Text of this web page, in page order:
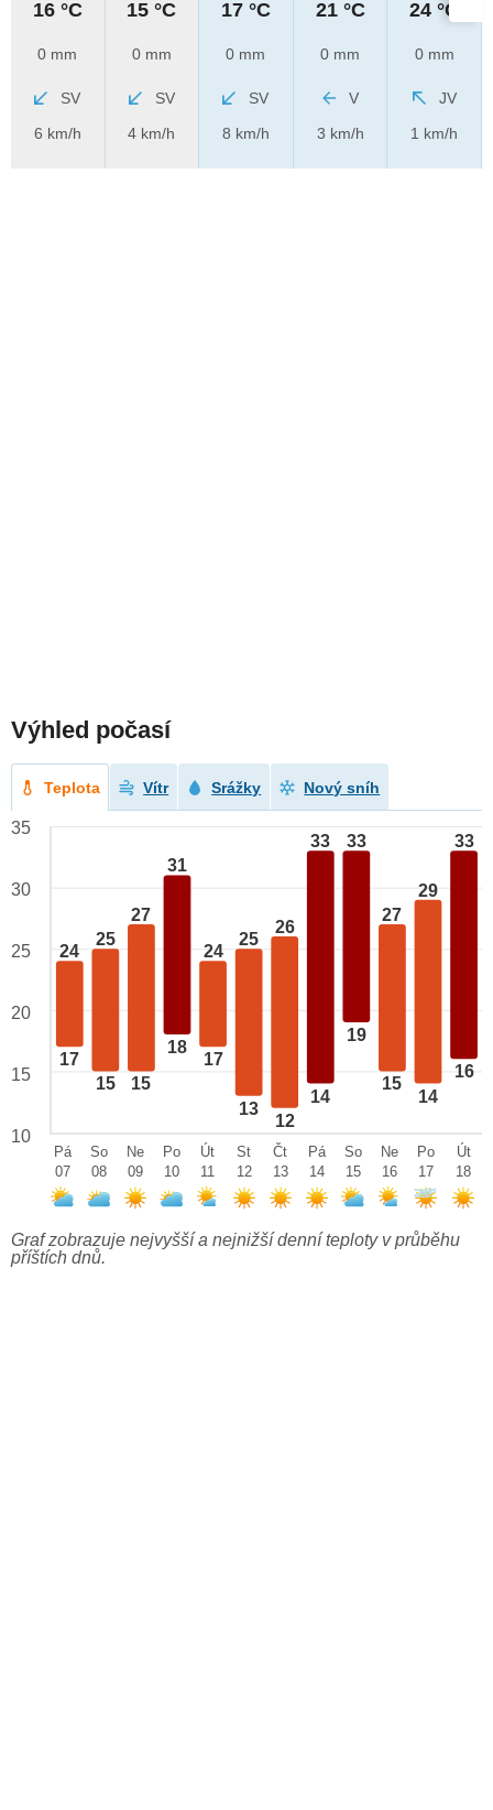
16 °C
0 mm
SV
6 km/h
15 °C
0 mm
SV
4 km/h
17 °C
0 mm
SV
8 km/h
21 °C
0 mm
V
3 km/h
24 °C
0 mm
JV
1 km/h
Výhled počasí
Teplota Vítr Srážky Nový sníh
24
17
25
15
27
15
31
18
24
17
25
13
26
12
33
14
33
19
27
15
29
14
33
16
35
30
25
20
15
10
Pá
07
So
08
Ne
09
Po
10
Út
11
St
12
Čt
13
Pá
14
So
15
Ne
16
Po
17
Út
18
Graf zobrazuje nejvyšší a nejnižší denní teploty v průběhu
příštích dnů.